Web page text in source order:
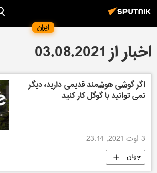
ایران
اخبار از 03.08.2021
اگر گوشی هوشمند قدیمی دارید، دیگر
نمی توانید با گوگل کار کنید
3 اوت 2021, 23:14
جهان